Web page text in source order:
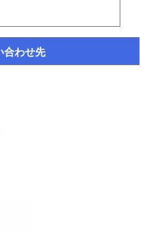
合わせ先